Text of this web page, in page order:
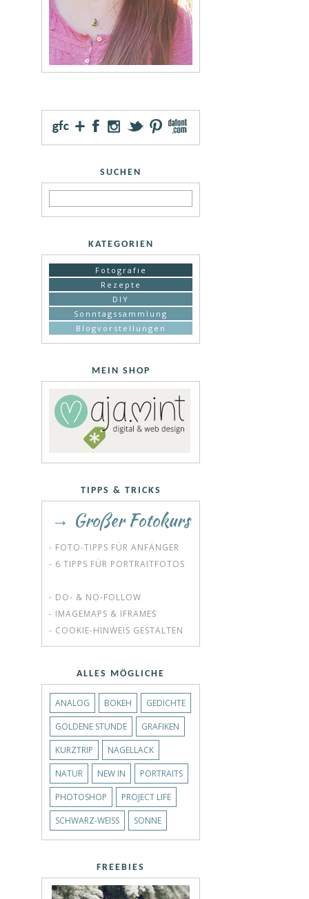
SUCHEN
KATEGORIEN
Fotografie
Rezepte
DIY
Sonntagssammlung
Blogvorstellungen
MEIN SHOP
TIPPS & TRICKS
→ Großer Fotokurs
- FOTO-TIPPS FÜR ANFÄNGER
- 6 TIPPS FÜR PORTRAITFOTOS
- DO- & NO-FOLLOW
- IMAGEMAPS & IFRAMES
- COOKIE-HINWEIS GESTALTEN
ALLES MÖGLICHE
ANALOG BOKEH
GEDICHTE
GOLDENE STUNDE
GRAFIKEN
KURZTRIP
NAGELLACK
NATUR
NEW IN
PORTRAITS
PHOTOSHOP
PROJECT LIFE
SCHWARZ-WEISS
SONNE
FREEBIES